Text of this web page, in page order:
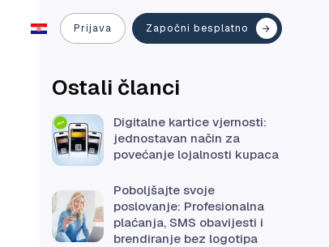
Prijava Započni besplatno
Ostali članci
Digitalne kartice vjernosti:
jednostavan način za
povećanje lojalnosti kupaca
Poboljšajte svoje
poslovanje: Profesionalna
plaćanja, SMS obavijesti i
brendiranje bez logotipa